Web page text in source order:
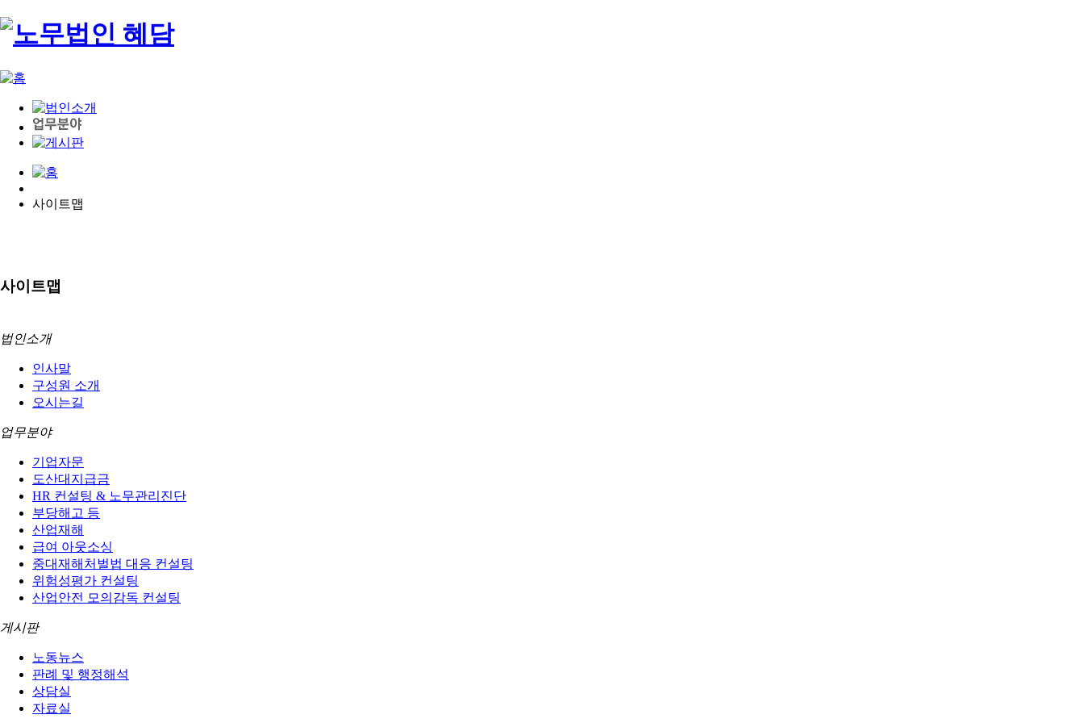
사이트맵
사이트맵
법인소개
인사말
구성원 소개
오시는길
업무분야
기업자문
도산대지급금
HR 컨설팅 & 노무관리진단
부당해고 등
산업재해
급여 아웃소싱
중대재해처벌법 대응 컨설팅
위험성평가 컨설팅
산업안전 모의감독 컨설팅
게시판
노동뉴스
판례 및 행정해석
상담실
자료실